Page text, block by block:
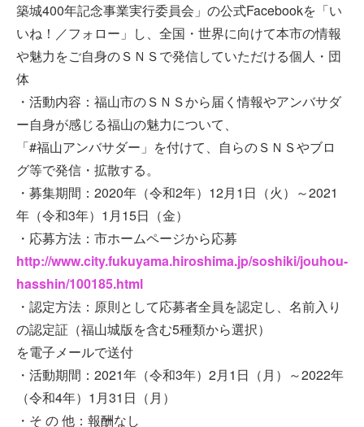
築城400年記念事業実行委員会」の公式Facebookを「い
いね！／フォロー」し、全国・世界に向けて本市の情報
や魅力をご自身のＳＮＳで発信していただける個人・団
体
・活動内容：福山市のＳＮＳから届く情報やアンバサダ
ー自身が感じる福山の魅力について、
「#福山アンバサダー」を付けて、自らのＳＮＳやブロ
グ等で発信・拡散する。
・募集期間：2020年（令和2年）12月1日（火）～2021
年（令和3年）1月15日（金）
・応募方法：市ホームページから応募
http://www.city.fukuyama.hiroshima.jp/soshiki/jouhou-
hasshin/100185.html
・認定方法：原則として応募者全員を認定し、名前入り
の認定証（福山城版を含む5種類から選択）
を電子メールで送付
・活動期間：2021年（令和3年）2月1日（月）～2022年
（令和4年）1月31日（月）
・そ の 他：報酬なし